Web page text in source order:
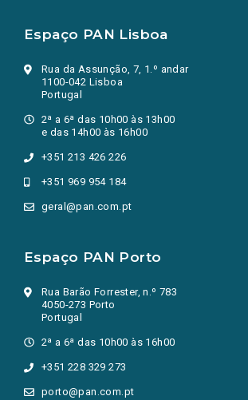
Espaço PAN Lisboa
Rua da Assunção, 7, 1.º andar
1100-042 Lisboa
Portugal
2ª a 6ª das 10h00 às 13h00
e das 14h00 às 16h00
+351 213 426 226
+351 969 954 184
geral@pan.com.pt
Espaço PAN Porto
Rua Barão Forrester, n.º 783
4050-273 Porto
Portugal
2ª a 6ª das 10h00 às 16h00
+351 228 329 273
porto@pan.com.pt